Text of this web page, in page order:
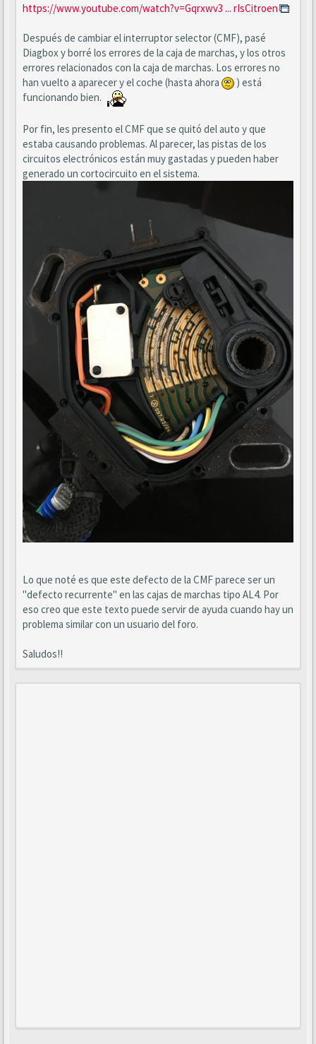
https://www.youtube.com/watch?v=Gqrxwv3 ... rIsCitroen
Después de cambiar el interruptor selector (CMF), pasé
Diagbox y borré los errores de la caja de marchas, y los otros
errores relacionados con la caja de marchas. Los errores no
han vuelto a aparecer y el coche (hasta ahora
) está
funcionando bien.
Por fin, les presento el CMF que se quitó del auto y que
estaba causando problemas. Al parecer, las pistas de los
circuitos electrónicos están muy gastadas y pueden haber
generado un cortocircuito en el sistema.
Lo que noté es que este defecto de la CMF parece ser un
"defecto recurrente" en las cajas de marchas tipo AL4. Por
eso creo que este texto puede servir de ayuda cuando hay un
problema similar con un usuario del foro.
Saludos!!